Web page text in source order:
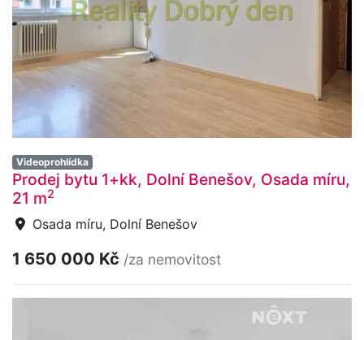
Videoprohlídka
Prodej bytu 1+kk, Dolní Benešov, Osada míru,
21 m2
Osada míru, Dolní Benešov
1 650 000 Kč /za nemovitost